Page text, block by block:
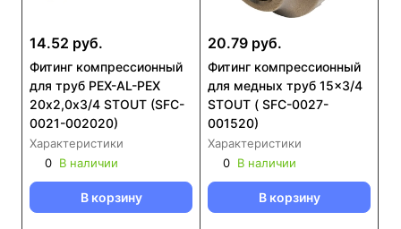
14.52 руб.
Фитинг компрессионный
для труб PEX-AL-PEX
20х2,0х3/4 STOUT (SFC-
0021-002020)
Характеристики
0 В наличии
В корзину
20.79 руб.
Фитинг компрессионный
для медных труб 15x3/4
STOUT ( SFC-0027-
001520)
Характеристики
0 В наличии
В корзину